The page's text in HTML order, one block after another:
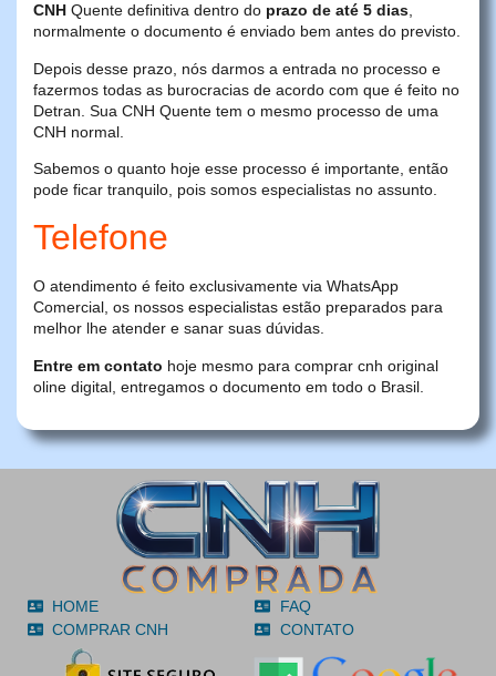
CNH Quente definitiva dentro do prazo de até 5 dias,
normalmente o documento é enviado bem antes do previsto.
Depois desse prazo, nós darmos a entrada no processo e
fazermos todas as burocracias de acordo com que é feito no
Detran. Sua CNH Quente tem o mesmo processo de uma
CNH normal.
Sabemos o quanto hoje esse processo é importante, então
pode ficar tranquilo, pois somos especialistas no assunto.
Telefone
O atendimento é feito exclusivamente via WhatsApp
Comercial, os nossos especialistas estão preparados para
melhor lhe atender e sanar suas dúvidas.
Entre em contato hoje mesmo para comprar cnh original
oline digital, entregamos o documento em todo o Brasil.
HOME
COMPRAR CNH
FAQ
CONTATO